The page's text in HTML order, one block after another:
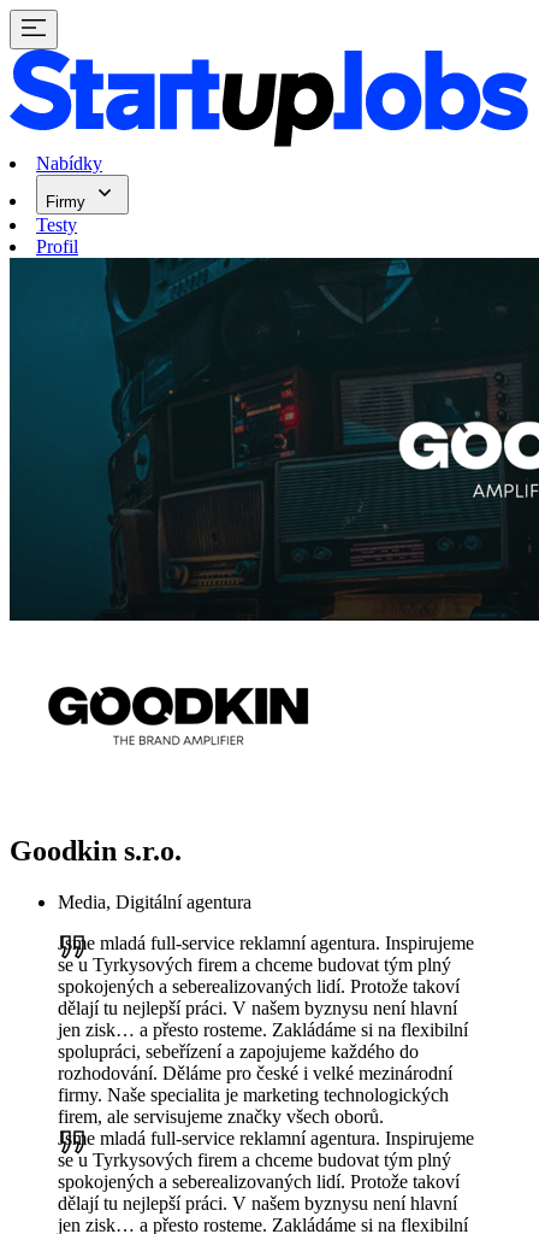
Nabídky
Firmy
Testy
Profil
Goodkin s.r.o.
Media, Digitální agentura
Jsme mladá full-service reklamní agentura. Inspirujeme
se u Tyrkysových firem a chceme budovat tým plný
spokojených a seberealizovaných lidí. Protože takoví
dělají tu nejlepší práci. V našem byznysu není hlavní
jen zisk… a přesto rosteme. Zakládáme si na flexibilní
spolupráci, sebeřízení a zapojujeme každého do
rozhodování. Děláme pro české i velké mezinárodní
firmy. Naše specialita je marketing technologických
firem, ale servisujeme značky všech oborů.
Jsme mladá full-service reklamní agentura. Inspirujeme
se u Tyrkysových firem a chceme budovat tým plný
spokojených a seberealizovaných lidí. Protože takoví
dělají tu nejlepší práci. V našem byznysu není hlavní
jen zisk… a přesto rosteme. Zakládáme si na flexibilní